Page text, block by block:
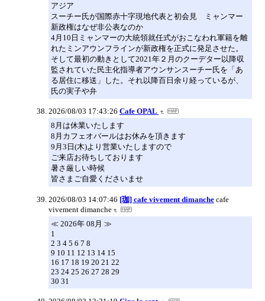
アジア
スーチー氏が国際赤十字現地代表と初会見 ミャンマー
新政権はなぜ非公表なのか
4月10日ミャンマーの大統領就任式がおこなわれ軍籍を離
れたミンアウンフラインが新政権を正式に発足させた。
そして最初の動きとして2021年２月のクーデター以降収
監されていた民主化指導者アウンサンスーチー氏を「あ
る居住に移送」した。それ以降百日余り経っているが、
氏の実子や弁
2026/08/03 17:43:26 Cafe OPAL
8月は休業いたします
8月カフェオバールはお休みを頂きます
9月3日(木)より営業いたしますので
ご来店お待ちしております
暑さ厳しい時候
皆さまご自愛くださいませ
2026/08/03 14:07:46 [珈] cafe vivement dimanche cafe
vivement dimanche
≪ 2026年 08月 ≫
1
2 3 4 5 6 7 8
9 10 11 12 13 14 15
16 17 18 19 20 21 22
23 24 25 26 27 28 29
30 31